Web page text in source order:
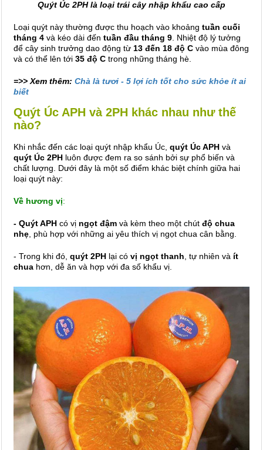
Quýt Úc 2PH là loại trái cây nhập khẩu cao cấp
Loại quýt này thường được thu hoạch vào khoảng tuần cuối
tháng 4 và kéo dài đến tuần đầu tháng 9. Nhiệt độ lý tưởng
để cây sinh trưởng dao động từ 13 đến 18 độ C vào mùa đông
và có thể lên tới 35 độ C trong những tháng hè.
=>> Xem thêm: Chà là tươi - 5 lợi ích tốt cho sức khỏe ít ai
biết
Quýt Úc APH và 2PH khác nhau như thế
nào?
Khi nhắc đến các loại quýt nhập khẩu Úc, quýt Úc APH và
quýt Úc 2PH luôn được đem ra so sánh bởi sự phổ biến và
chất lượng. Dưới đây là một số điểm khác biệt chính giữa hai
loại quýt này:
Về hương vị:
- Quýt APH có vị ngọt đậm và kèm theo một chút độ chua
nhẹ, phù hợp với những ai yêu thích vị ngọt chua cân bằng.
- Trong khi đó, quýt 2PH lại có vị ngọt thanh, tự nhiên và ít
chua hơn, dễ ăn và hợp với đa số khẩu vị.